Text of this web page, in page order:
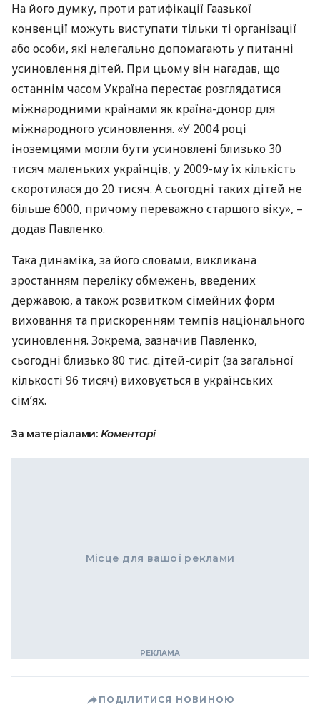
На його думку, проти ратифікації Гаазької
конвенції можуть виступати тільки ті організації
або особи, які нелегально допомагають у питанні
усиновлення дітей. При цьому він нагадав, що
останнім часом Україна перестає розглядатися
міжнародними країнами як країна-донор для
міжнародного усиновлення. «У 2004 році
іноземцями могли бути усиновлені близько 30
тисяч маленьких українців, у 2009-му їх кількість
скоротилася до 20 тисяч. А сьогодні таких дітей не
більше 6000, причому переважно старшого віку», –
додав Павленко.
Така динаміка, за його словами, викликана
зростанням переліку обмежень, введених
державою, а також розвитком сімейних форм
виховання та прискоренням темпів національного
усиновлення. Зокрема, зазначив Павленко,
сьогодні близько 80 тис. дітей-сиріт (за загальної
кількості 96 тисяч) виховується в українських
сім’ях.
За матеріалами: Коментарі
Місце для вашої реклами
ПОДІЛИТИСЯ НОВИНОЮ